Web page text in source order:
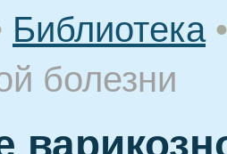
Библиотека •
болезни